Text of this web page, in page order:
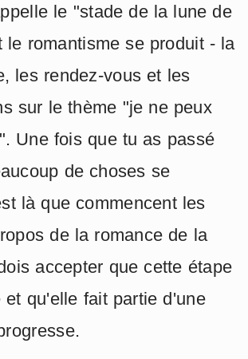
le "stade de la lune de
le romantisme se produit - la
les rendez-vous et les
sur le thème "je ne peux
Une fois que tu as passé
de choses se
là que commencent les
de la romance de la
accepter que cette étape
et qu'elle fait partie d'une